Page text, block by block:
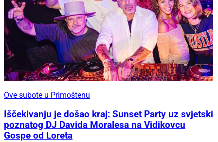
Ove subote u Primoštenu
Iščekivanju je došao kraj: Sunset Party uz svjetski
poznatog DJ Davida Moralesa na Vidikovcu
Gospe od Loreta